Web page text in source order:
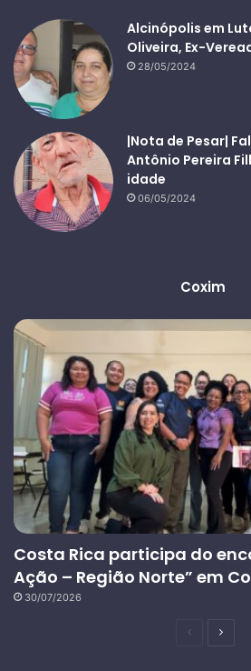
Alcinópolis em
Oliveira, Ex-
28/05/2024
|Nota de Pesar|
Antônio Pereira
idade
06/05/2024
Coxim
Costa Rica participa do
Ação – Região Norte” em
30/07/2026
Página